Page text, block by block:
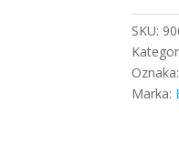
470/471
količina
SKU:
Oznaka:
Marka: